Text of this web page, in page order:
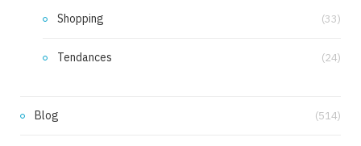
Shopping (33)
Tendances (24)
Blog (514)